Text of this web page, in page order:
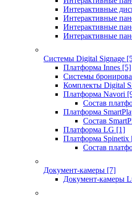
Интерактивные
Интерактивные
Интерактивные
Интерактивные
Системы Digital Signage
Платформа Innes [5]
Системы
Комплекты Digital
Платформа Navori
Состав
Платформа
Состав
Платформа LG [1]
Платформа Spinetix
Состав
Документ-камеры [7]
Документ-камеры